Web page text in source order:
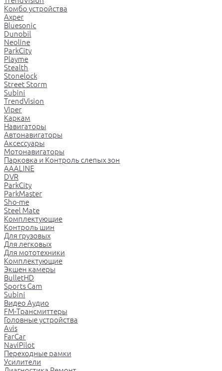
Комбо устройства
Axper
Bluesonic
Dunobil
Neoline
ParkCity
Playme
Stealth
Stonelock
Street Storm
Subini
TrendVision
Viper
Каркам
Навигаторы
Автонавигаторы
Аксессуары
Мотонавигаторы
Парковка и Контроль слепых зон
AAALINE
DVR
ParkCity
ParkMaster
Sho-me
Steel Mate
Комплектующие
Контроль шин
Для грузовых
Для легковых
Для мототехники
Комплектующие
Экшен камеры
BulletHD
Sports Cam
Subini
Видео Аудио
FM-Трансмиттеры
Головные устройства
Avis
FarCar
NaviPilot
Переходные рамки
Усилители